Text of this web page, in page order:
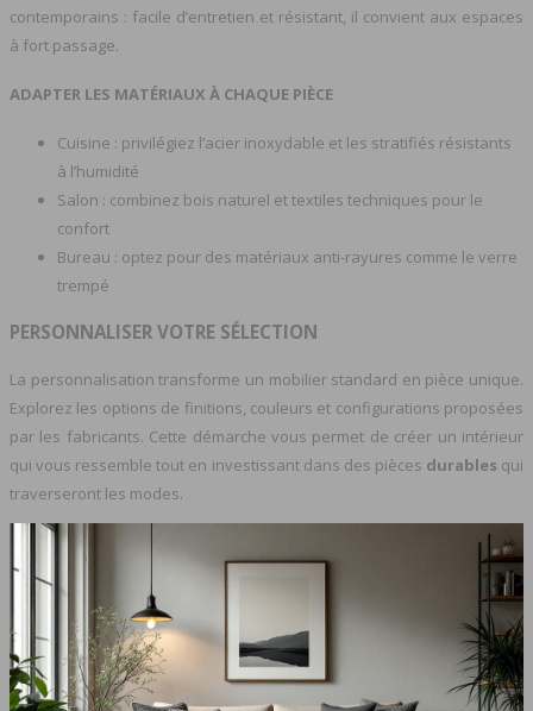
contemporains : facile d’entretien et résistant, il convient aux espaces
à fort passage.
ADAPTER LES MATÉRIAUX À CHAQUE PIÈCE
Cuisine : privilégiez l’acier inoxydable et les stratifiés résistants
à l’humidité
Salon : combinez bois naturel et textiles techniques pour le
confort
Bureau : optez pour des matériaux anti-rayures comme le verre
trempé
PERSONNALISER VOTRE SÉLECTION
La personnalisation transforme un mobilier standard en pièce unique.
Explorez les options de finitions, couleurs et configurations proposées
par les fabricants. Cette démarche vous permet de créer un intérieur
qui vous ressemble tout en investissant dans des pièces durables qui
traverseront les modes.